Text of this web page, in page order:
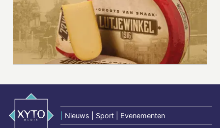
Nieuws | Sport | Evenementen